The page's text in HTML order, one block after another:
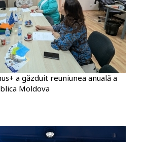
a găzduit reuniunea anuală a
Moldova